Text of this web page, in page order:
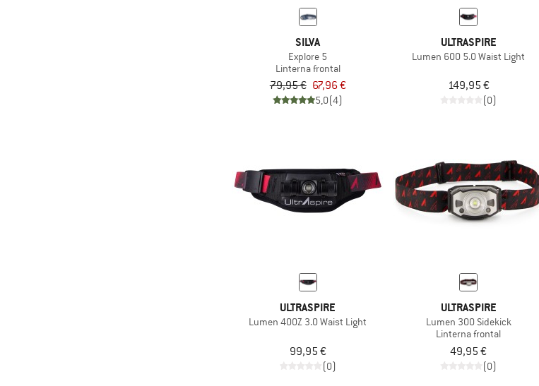
SILVA
Explore 5
Linterna frontal
79,95 € 67,96 €
5,0(4)
ULTRASPIRE
Lumen 600 5.0 Waist Light
149,95 €
(0)
ULTRASPIRE
Lumen 400Z 3.0 Waist Light
99,95 €
(0)
ULTRASPIRE
Lumen 300 Sidekick
Linterna frontal
49,95 €
(0)